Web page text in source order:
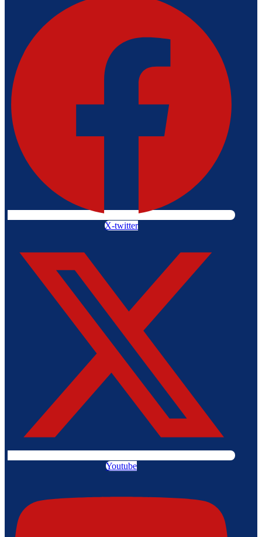
X-twitter
Youtube